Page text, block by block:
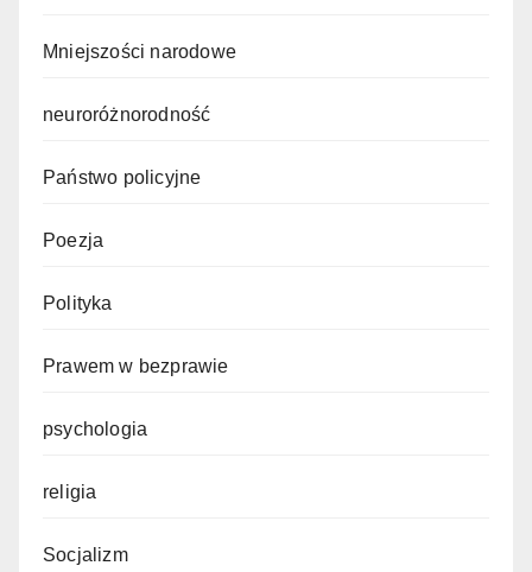
Mniejszości narodowe
neuroróżnorodność
Państwo policyjne
Poezja
Polityka
Prawem w bezprawie
psychologia
religia
Socjalizm